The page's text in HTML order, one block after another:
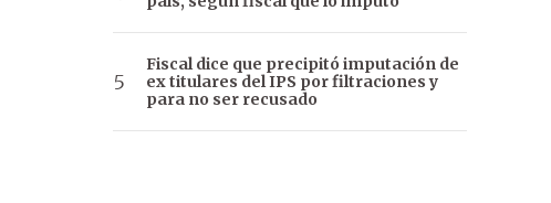
Fiscal dice que precipitó imputación de
ex titulares del IPS por filtraciones y
para no ser recusado